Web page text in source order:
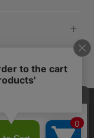
最適な提供、トラフィ
。サイトの閲覧を継続